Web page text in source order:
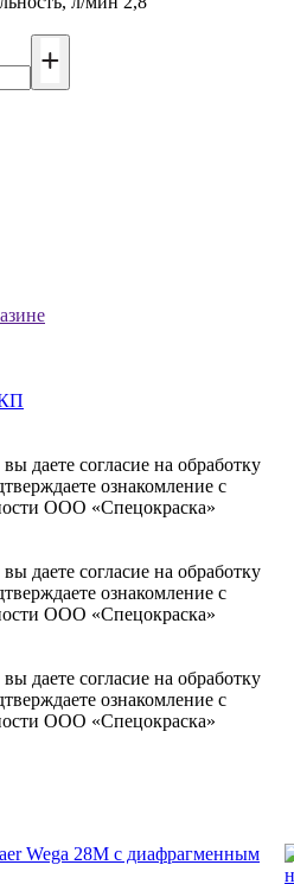
даете согласие на обработку
ознакомление с
ООО «Спецокраска»
даете согласие на обработку
ознакомление с
ООО «Спецокраска»
даете согласие на обработку
ознакомление с
ООО «Спецокраска»